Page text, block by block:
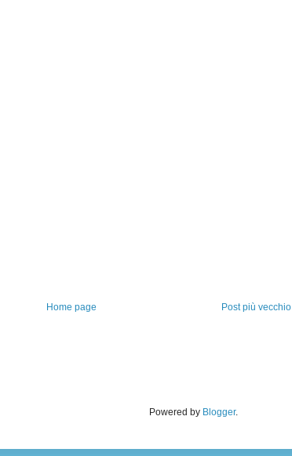
Post più vecchio
Home page
Powered by Blogger.